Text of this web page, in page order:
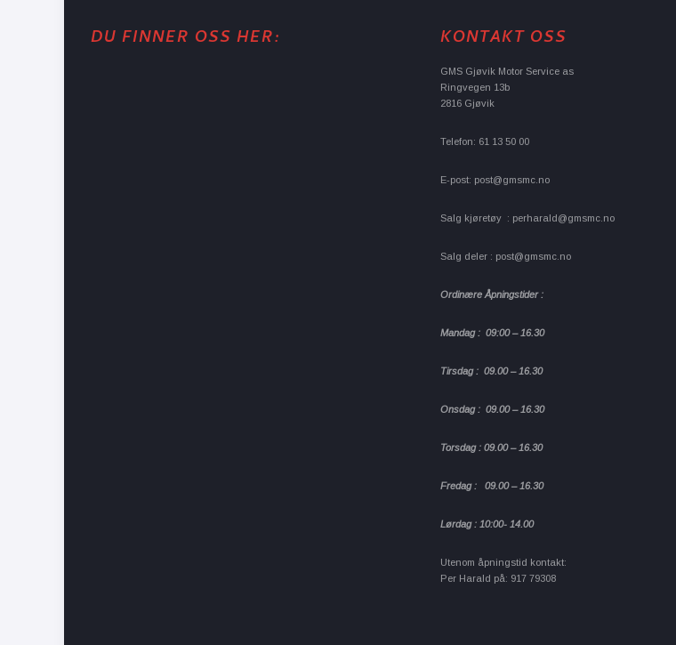
DU FINNER OSS HER: KONTAKT OSS
GMS Gjøvik Motor Service as
Ringvegen 13b
2816 Gjøvik
Telefon: 61 13 50 00
E-post: post@gmsmc.no
Salg kjøretøy : perharald@gmsmc.no
Salg deler : post@gmsmc.no
Ordinære Åpningstider :
Mandag : 09:00 – 16.30
Tirsdag : 09.00 – 16.30
Onsdag : 09.00 – 16.30
Torsdag : 09.00 – 16.30
Fredag : 09.00 – 16.30
Lørdag : 10:00- 14.00
Utenom åpningstid kontakt:
Per Harald på: 917 79308